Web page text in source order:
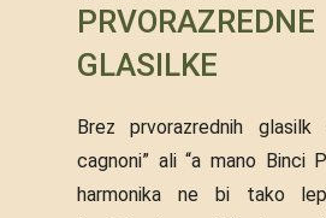
PRVORAZREDNE
GLASILKE
Brez prvorazrednih glasilk
cagnoni” ali “a mano Binci
harmonika ne bi tako